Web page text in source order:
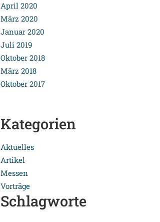
April 2020
März 2020
Januar 2020
Juli 2019
Oktober 2018
März 2018
Oktober 2017
Kategorien
Aktuelles
Artikel
Messen
Vorträge
Schlagworte